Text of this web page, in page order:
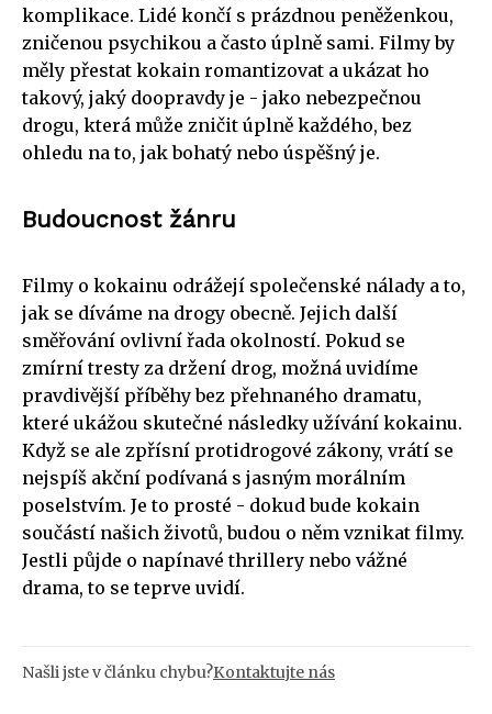
komplikace. Lidé končí s prázdnou peněženkou,
zničenou psychikou a často úplně sami. Filmy by
měly přestat kokain romantizovat a ukázat ho
takový, jaký doopravdy je - jako nebezpečnou
drogu, která může zničit úplně každého, bez
ohledu na to, jak bohatý nebo úspěšný je.
Budoucnost žánru
Filmy o kokainu odrážejí společenské nálady a to,
jak se díváme na drogy obecně. Jejich další
směřování ovlivní řada okolností. Pokud se
zmírní tresty za držení drog, možná uvidíme
pravdivější příběhy bez přehnaného dramatu,
které ukážou skutečné následky užívání kokainu.
Když se ale zpřísní protidrogové zákony, vrátí se
nejspíš akční podívaná s jasným morálním
poselstvím. Je to prosté - dokud bude kokain
součástí našich životů, budou o něm vznikat filmy.
Jestli půjde o napínavé thrillery nebo vážné
drama, to se teprve uvidí.
Našli jste v článku chybu?Kontaktujte nás